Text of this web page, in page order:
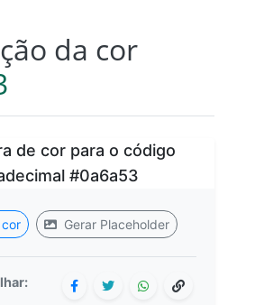
da cor
Gerar Placeholder